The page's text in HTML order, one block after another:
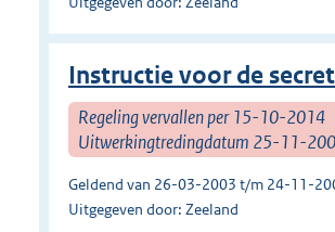
Instructie voor de
Regeling vervallen per 15-10-2014
Uitwerkingtredingdatum 25-11-
Geldend van 26-03-2003 t/m 24-11-
Uitgegeven door: Zeeland